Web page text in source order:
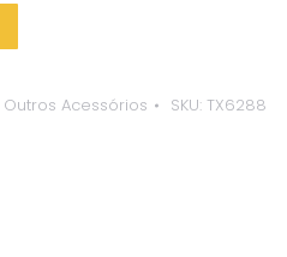
Outros Acessórios SKU: TX6288